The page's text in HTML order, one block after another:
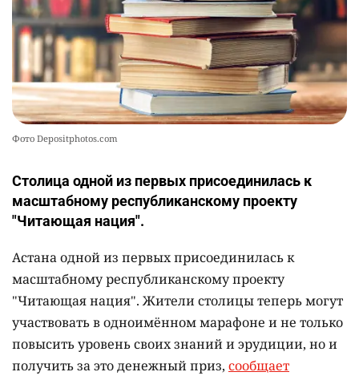
Фото Depositphotos.com
Столица одной из первых присоединилась к
масштабному республиканскому проекту
"Читающая нация".
Астана одной из первых присоединилась к
масштабному республиканскому проекту
"Читающая нация". Жители столицы теперь могут
участвовать в одноимённом марафоне и не только
повысить уровень своих знаний и эрудиции, но и
получить за это денежный приз, сообщает